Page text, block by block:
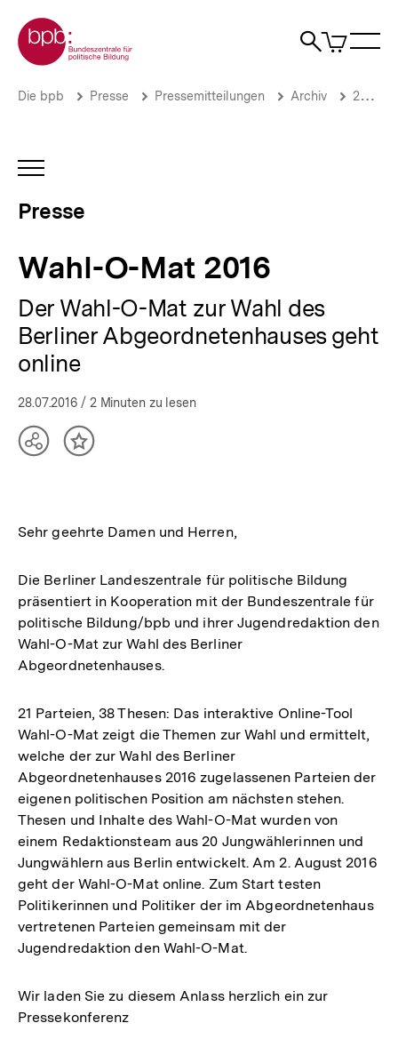
zum
Seiteninhalt
springen
Zur Startseite der bpb
Suche
Artikel
im
Wahl-
Presse
bpb.de
Brotkrümelnavigation
Pfadnavigation
Die bpb Presse Pressemitteilungen Archiv 2016
INHALTSNAVIGATION
Presse
Wahl-O-Mat 2016
Der Wahl-O-Mat zur Wahl des
Berliner Abgeordnetenhauses geht
online
28.07.2016 / 2 Minuten zu lesen
TeilenInhalt
Sehr geehrte Damen und Herren,
Die Berliner Landeszentrale für politische Bildung
präsentiert in Kooperation mit der Bundeszentrale für
politische Bildung/bpb und ihrer Jugendredaktion den
Wahl-O-Mat zur Wahl des Berliner
Abgeordnetenhauses.
21 Parteien, 38 Thesen: Das interaktive Online-Tool
Wahl-O-Mat zeigt die Themen zur Wahl und ermittelt,
welche der zur Wahl des Berliner
Abgeordnetenhauses 2016 zugelassenen Parteien der
eigenen politischen Position am nächsten stehen.
Thesen und Inhalte des Wahl-O-Mat wurden von
einem Redaktionsteam aus 20 Jungwählerinnen und
Jungwählern aus Berlin entwickelt. Am 2. August 2016
geht der Wahl-O-Mat online. Zum Start testen
Politikerinnen und Politiker der im Abgeordnetenhaus
vertretenen Parteien gemeinsam mit der
Jugendredaktion den Wahl-O-Mat.
Wir laden Sie zu diesem Anlass herzlich ein zur
Pressekonferenz